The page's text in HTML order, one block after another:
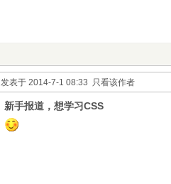
发表于 2014-7-1 08:33 只看该作者
新手报道，想学习CSS